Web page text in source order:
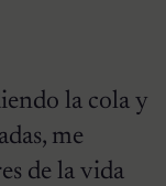
la cola y
me
de la vida